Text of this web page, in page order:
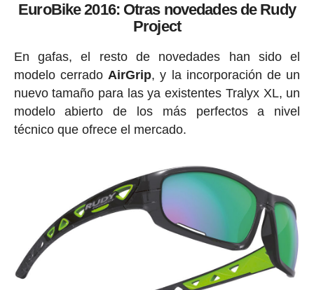
EuroBike 2016: Otras novedades de Rudy
Project
En gafas, el resto de novedades han sido el
modelo cerradoAirGrip, y la incorporación de un
nuevo tamaño para las ya existentes Tralyx XL, un
modelo abierto de los más perfectos a nivel
técnico que ofrece el mercado.